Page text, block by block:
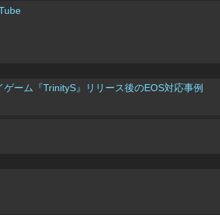
ーム『TrinityS』リリース後のEOS対応事例